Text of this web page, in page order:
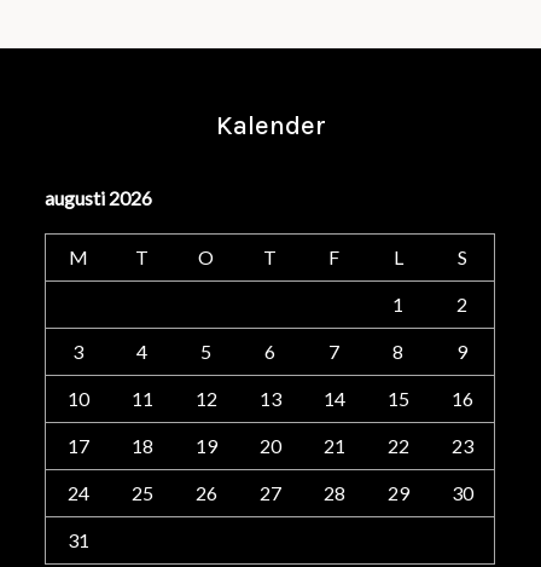
Kalender
augusti 2026
M T O T F L S
1 2
3 4 5 6 7 8 9
10 11 12 13 14 15 16
17 18 19 20 21 22 23
24 25 26 27 28 29 30
31